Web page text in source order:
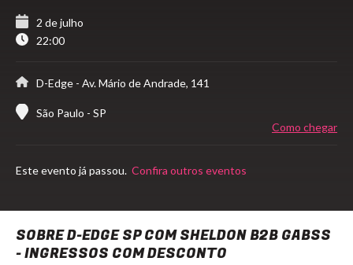
2 de julho
22:00
D-Edge - Av. Mário de Andrade, 141
São Paulo - SP
Como chegar
Este evento já passou. Confira outros eventos
SOBRE D-EDGE SP COM SHELDON B2B GABSS
- INGRESSOS COM DESCONTO